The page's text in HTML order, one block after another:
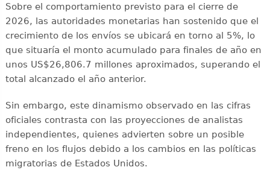
Sobre el comportamiento previsto para el cierre de
2026, las autoridades monetarias han sostenido que el
crecimiento de los envíos se ubicará en torno al 5%, lo
que situaría el monto acumulado para finales de año en
unos US$26,806.7 millones aproximados, superando el
total alcanzado el año anterior.
Sin embargo, este dinamismo observado en las cifras
oficiales contrasta con las proyecciones de analistas
independientes, quienes advierten sobre un posible
freno en los flujos debido a los cambios en las políticas
migratorias de Estados Unidos.